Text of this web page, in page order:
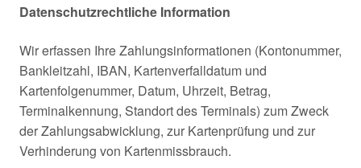
Datenschutzrechtliche Information
Wir erfassen Ihre Zahlungsinformationen (Kontonummer,
Bankleitzahl, IBAN, Kartenverfalldatum und
Kartenfolgenummer, Datum, Uhrzeit, Betrag,
Terminalkennung, Standort des Terminals) zum Zweck
der Zahlungsabwicklung, zur Kartenprüfung und zur
Verhinderung von Kartenmissbrauch.